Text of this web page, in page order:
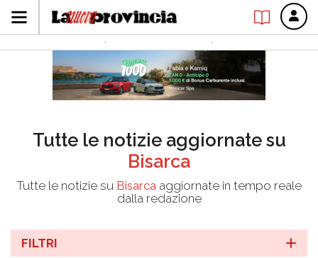
Tutte le notizie aggiornate su
Bisarca
Tutte le notizie su Bisarca aggiornate in tempo reale
dalla redazione
FILTRI